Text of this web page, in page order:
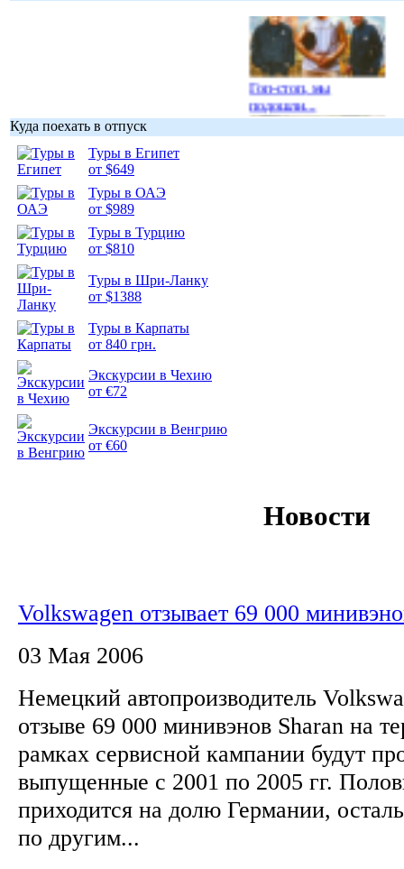
Гоп-стоп, мы
подошли...
Куда поехать в отпуск
Туры в Египет
от $649
Туры в ОАЭ
от $989
Туры в Турцию
от $810
Туры в Шри-Ланку
от $1388
Туры в Карпаты
от 840 грн.
Экскурсии в Чехию
от €72
Экскурсии в Венгрию
от €60
Новости
Volkswagen отзывает 69 000
03 Мая 2006
Немецкий автопроизводитель
отзыве 69 000 минивэнов Sharan на
рамках сервисной кампании будут
выпущенные с 2001 по 2005 гг.
приходится на долю Германии,
по другим...